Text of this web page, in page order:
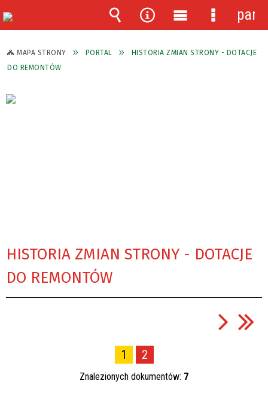
MAPA STRONY PORTAL
HISTORIA ZMIAN STRONY - DOTACJE
DO REMONTÓW
HISTORIA ZMIAN STRONY - DOTACJE
DO REMONTÓW
1 2
Znalezionych dokumentów: 7
Wyszukiwarka
Narzędzia
Menu
główne
Menu